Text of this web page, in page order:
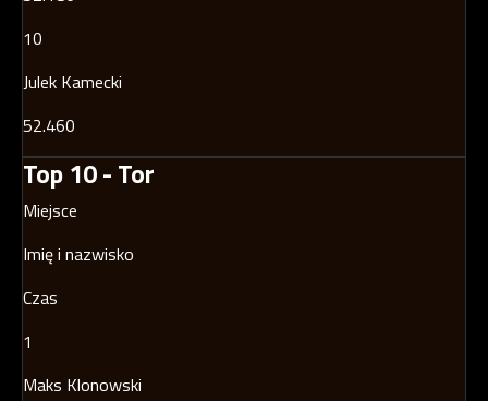
10
Julek Kamecki
52.460
Top 10 - Tor
Miejsce
Imię i nazwisko
Czas
1
Maks Klonowski